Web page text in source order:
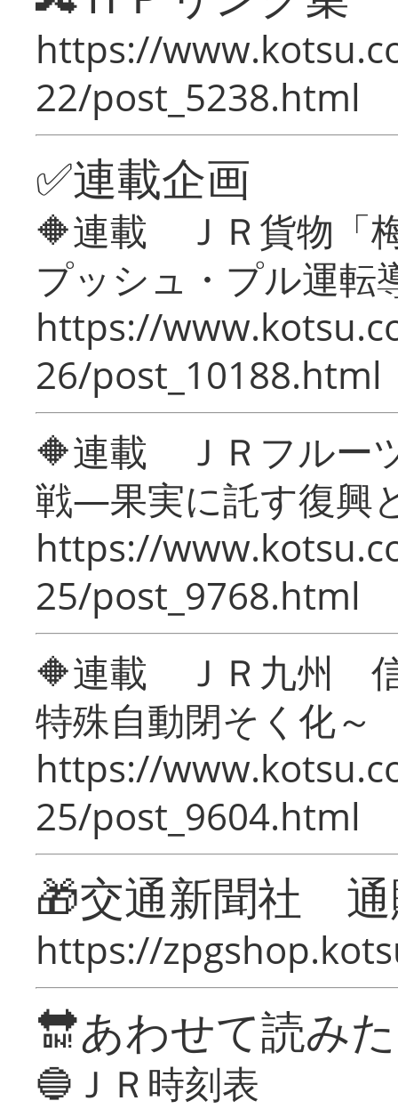
https://
22/post_5238.html
✅連載企画
🔶連載 ＪＲ貨物「
プッシュ・プル運転
https://
26/post_10188.html
🔶連載 ＪＲフルー
戦―果実に託す復興
https://
25/post_9768.html
🔶連載 ＪＲ九州 信
特殊自動閉そく化～
https://
25/post_9604.html
🎁交通新聞社
https://
🔛あわせて読み
🔵ＪＲ時刻表